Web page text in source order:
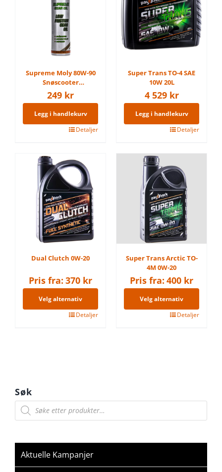
Alternativene
kan
velges
på
produktsiden
Alternativene
kan
velges
produktsiden
Supreme Moly 80W-90
Snøscooter
Kjedehusolje 300ml
249 kr
Legg i handlekurv
Detaljer
Super Trans TO-4 SAE
10W 20L
4 529 kr
Legg i handlekurv
Detaljer
Dual Clutch 0W-20
Pris fra: 370 kr
Velg alternativ
Dette
kan
velges
produktsiden
Detaljer
Super Trans Arctic TO-
4M 0W-20
Pris fra: 400 kr
Velg alternativ
Dette
kan
produktsiden
Detaljer
Søk
Products
search
Aktuelle Kampanjer